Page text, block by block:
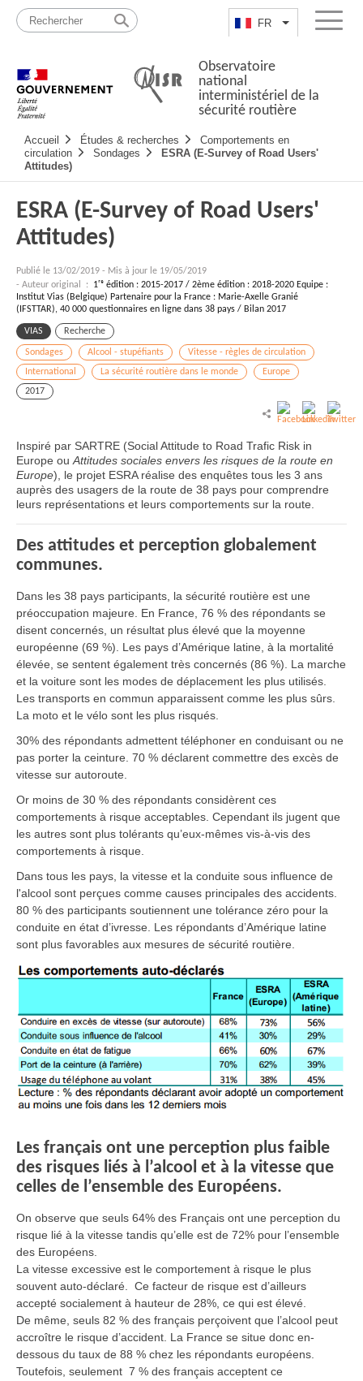
Passer
contenu
FR Lister lesMenu
Observatoire
national
interministériel de la
sécurité routière
principale
Accueil Études & recherches
Comportements en
circulation
Sondages
ESRA (E-Survey of Road Users'
Attitudes)
ESRA (E-Survey of Road Users'
Attitudes)
Publié le 13/02/2019 - Mis à jour le 19/05/2019
- Auteur original : 1ʳᵉ édition : 2015-2017 / 2ème édition : 2018-2020 Equipe :
Institut Vias (Belgique) Partenaire pour la France : Marie-Axelle Granié
(IFSTTAR), 40 000 questionnaires en ligne dans 38 pays / Bilan 2017
VIAS Recherche
Sondages Alcool - stupéfiants
Vitesse - règles de circulation
International
La sécurité routière dans le monde
Europe
2017
Inspiré par SARTRE (Social Attitude to Road Trafic Risk in
Europe ou Attitudes sociales envers les risques de la route en
Europe), le projet ESRA réalise des enquêtes tous les 3 ans
auprès des usagers de la route de 38 pays pour comprendre
leurs représentations et leurs comportements sur la route.
Des attitudes et perception globalement
communes.
Dans les 38 pays participants, la sécurité routière est une
préoccupation majeure. En France, 76 % des répondants se
disent concernés, un résultat plus élevé que la moyenne
européenne (69 %). Les pays d’Amérique latine, à la mortalité
élevée, se sentent également très concernés (86 %). La marche
et la voiture sont les modes de déplacement les plus utilisés.
Les transports en commun apparaissent comme les plus sûrs.
La moto et le vélo sont les plus risqués.
30% des répondants admettent téléphoner en conduisant ou ne
pas porter la ceinture. 70 % déclarent commettre des excès de
vitesse sur autoroute.
Or moins de 30 % des répondants considèrent ces
comportements à risque acceptables. Cependant ils jugent que
les autres sont plus tolérants qu’eux-mêmes vis-à-vis des
comportements à risque.
Dans tous les pays, la vitesse et la conduite sous influence de
l'alcool sont perçues comme causes principales des accidents.
80 % des participants soutiennent une tolérance zéro pour la
conduite en état d’ivresse. Les répondants d’Amérique latine
sont plus favorables aux mesures de sécurité routière.
Les français ont une perception plus faible
des risques liés à l’alcool et à la vitesse que
celles de l’ensemble des Européens.
On observe que seuls 64% des Français ont une perception du
risque lié à la vitesse tandis qu’elle est de 72% pour l’ensemble
des Européens.
La vitesse excessive est le comportement à risque le plus
souvent auto-déclaré. Ce facteur de risque est d’ailleurs
accepté socialement à hauteur de 28%, ce qui est élevé.
De même, seuls 82 % des français perçoivent que l’alcool peut
accroître le risque d’accident. La France se situe donc en-
dessous du taux de 88 % chez les répondants européens.
Toutefois, seulement 7 % des français acceptent ce